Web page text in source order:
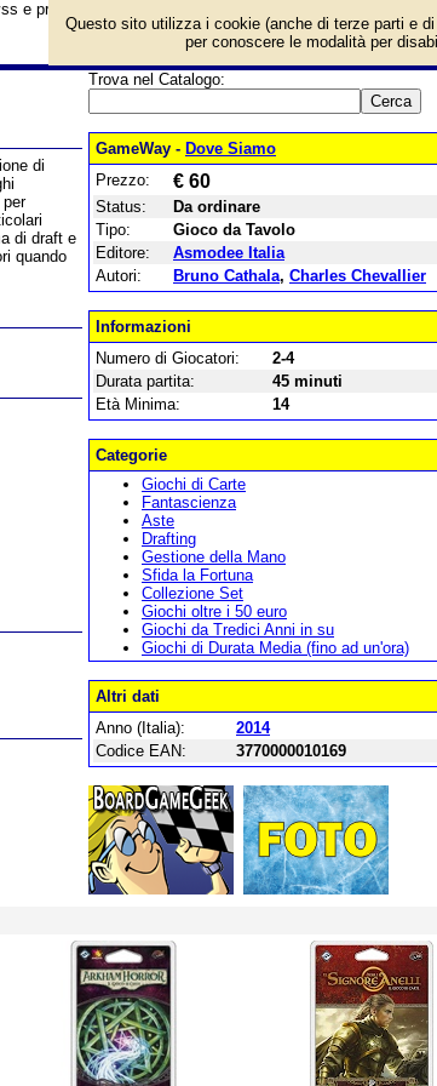
e prezzo di vendita. Prodotto da Asmodee Italia
di
di draft e
quando
Trova nel Catalogo:
GameWay - Dove Siamo
Prezzo:
€ 60
Status:
Da ordinare
Tipo:
Gioco da Tavolo
Editore:
Asmodee Italia
Autori:
Bruno Cathala, Charles Chevallier
Informazioni
Numero di Giocatori:
2-4
Durata partita:
45 minuti
Età Minima:
14
Categorie
Giochi di Carte
Fantascienza
Aste
Drafting
Gestione della Mano
Sfida la Fortuna
Collezione Set
Giochi oltre i 50 euro
Giochi da Tredici Anni in su
Giochi di Durata Media (fino ad un'ora)
Altri dati
Anno (Italia):
2014
Codice EAN:
3770000010169
Questo sito utilizza i cookie (anche di terze parti e
per conoscere le modalità per